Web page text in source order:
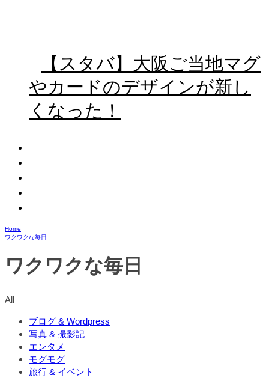
【スタバ】大阪ご当地マグ
やカードのデザインが新し
くなった！
Home
ワクワクな毎日
ワクワクな毎日
All
ブログ & Wordpress
写真 & 撮影記
エンタメ
モグモグ
旅行 & イベント